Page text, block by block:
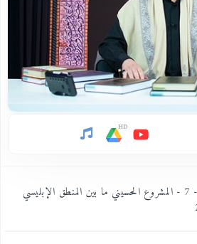
HD
يا حسين البوصلة الفائقة - 7 - المشروع الحسيني ما بين المنطق الإبليسي